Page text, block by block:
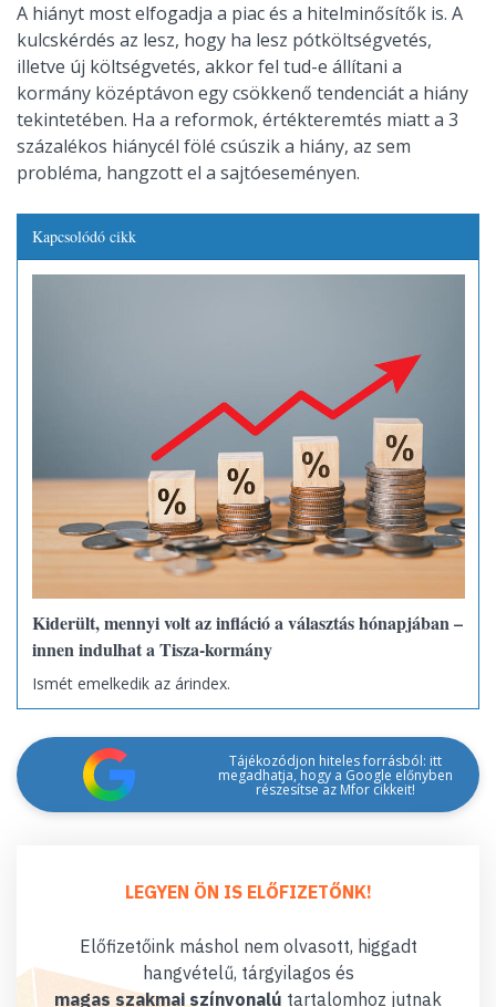
A hiányt most elfogadja a piac és a hitelminősítők is. A
kulcskérdés az lesz, hogy ha lesz pótköltségvetés,
illetve új költségvetés, akkor fel tud-e állítani a
kormány középtávon egy csökkenő tendenciát a hiány
tekintetében. Ha a reformok, értékteremtés miatt a 3
százalékos hiánycél fölé csúszik a hiány, az sem
probléma, hangzott el a sajtóeseményen.
Kapcsolódó cikk
Kiderült, mennyi volt az infláció a választás hónapjában –
innen indulhat a Tisza-kormány
Ismét emelkedik az árindex.
Tájékozódjon hiteles forrásból: itt
megadhatja, hogy a Google előnyben
részesítse az Mfor cikkeit!
LEGYEN ÖN IS ELŐFIZETŐNK!
Előfizetőink máshol nem olvasott, higgadt
hangvételű, tárgyilagos és
magas szakmai színvonalú tartalomhoz jutnak